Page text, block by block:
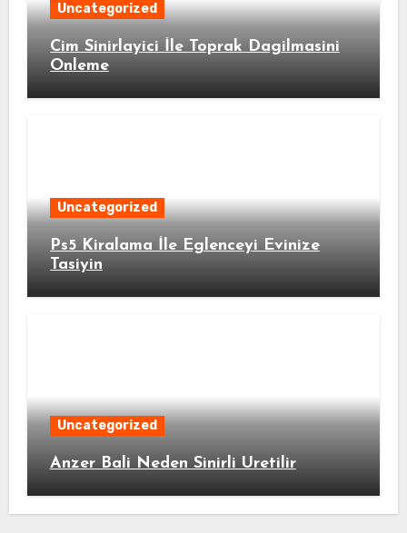
Uncategorized
Cim Sinirlayici İle Toprak Dagilmasini
Onleme
Uncategorized
Ps5 Kiralama İle Eglenceyi Evinize
Tasiyin
Uncategorized
Anzer Bali Neden Sinirli Uretilir